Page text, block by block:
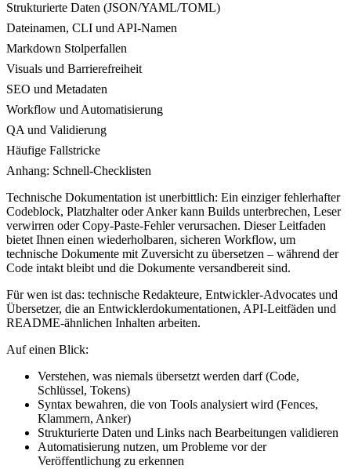
Strukturierte Daten (JSON/YAML/TOML)
Dateinamen, CLI und API-Namen
Markdown Stolperfallen
Visuals und Barrierefreiheit
SEO und Metadaten
Workflow und Automatisierung
QA und Validierung
Häufige Fallstricke
Anhang: Schnell-Checklisten
Technische Dokumentation ist unerbittlich: Ein einziger fehlerhafter
Codeblock, Platzhalter oder Anker kann Builds unterbrechen, Leser
verwirren oder Copy-Paste-Fehler verursachen. Dieser Leitfaden
bietet Ihnen einen wiederholbaren, sicheren Workflow, um
technische Dokumente mit Zuversicht zu übersetzen – während der
Code intakt bleibt und die Dokumente versandbereit sind.
Für wen ist das: technische Redakteure, Entwickler-Advocates und
Übersetzer, die an Entwicklerdokumentationen, API-Leitfäden und
README-ähnlichen Inhalten arbeiten.
Auf einen Blick:
Verstehen, was niemals übersetzt werden darf (Code,
Schlüssel, Tokens)
Syntax bewahren, die von Tools analysiert wird (Fences,
Klammern, Anker)
Strukturierte Daten und Links nach Bearbeitungen validieren
Automatisierung nutzen, um Probleme vor der
Veröffentlichung zu erkennen